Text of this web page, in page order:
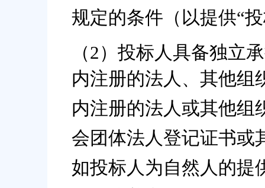
规定的条件 （以提供“
（2）投标人具备独立
内注册的法人、其他组
内注册的法人或其他组
会团体法人登记证书或
如投标人为自然人的提